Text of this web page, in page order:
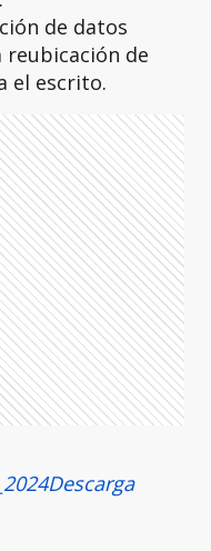
de datos
de
el escrito.
Descarga